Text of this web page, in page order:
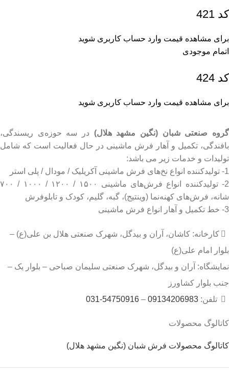
کد 421
برای مشاهده قیمت وارد حساب کاربری شوید
اتمام موجودی
کد 424
برای مشاهده قیمت وارد حساب کاربری شوید
گروه صنعتی شبان (نگین مشهد هلال) در سه حوزه‌ی ریسندگی،
بافندگی، تکمیل و آهار فرش ماشینی در حال فعالیت است که شامل
تولیدات و خدمات زیر می باشد:
1- تولیدکننده انواع نخ‌های فرش ماشینی آکریلیک / مودال / پلی استر
2- تولیدکننده انواع فرش‌های ماشینی ۱۵۰۰ / ۱۲۰۰ / ۱۰۰۰ / ۷۰۰
شانه، فرش‌های کهنه‌نما (وینتیج)، گبه، گلیم، کودک و تابلوفرش
3- خط تکمیل و آهار انواع فرش ماشینی
کارخانه: کاشان، آران و بیدگل، شهرک صنعتی هلال بن علی(ع) –
بلوار امام علی(ع)
نمایشگاه: آران و بیدگل، شهرک صنعتی سلیمان صباحی – بلوار یک –
جنب بلوار کشاورز
تلفن: 09134206983
–
54750916-031
کاتالوگ محصولات
کاتالوگ محصولات فرش شبان (نگین مشهد هلال)